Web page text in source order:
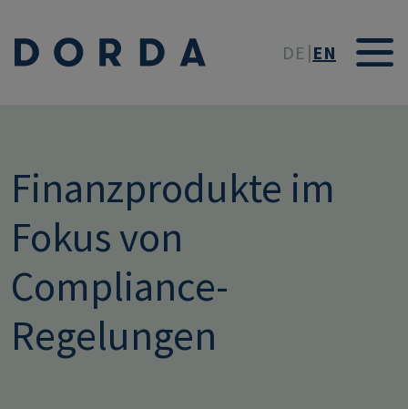
DE EN
Finanzprodukte im
Fokus von
Compliance-
Regelungen